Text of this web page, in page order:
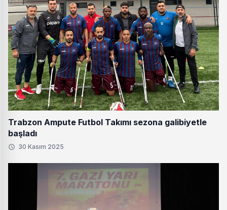
Trabzon Ampute Futbol Takımı sezona galibiyetle
başladı
30 Kasım 2025